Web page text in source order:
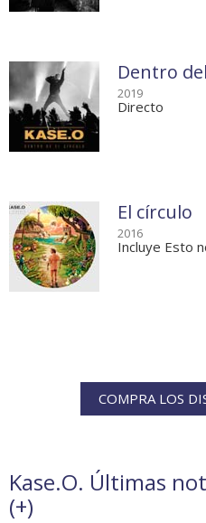
Dentro
2019
Directo
El círculo
2016
Incluye Esto
COMPRA LOS
Kase.O. Últimas
(+)